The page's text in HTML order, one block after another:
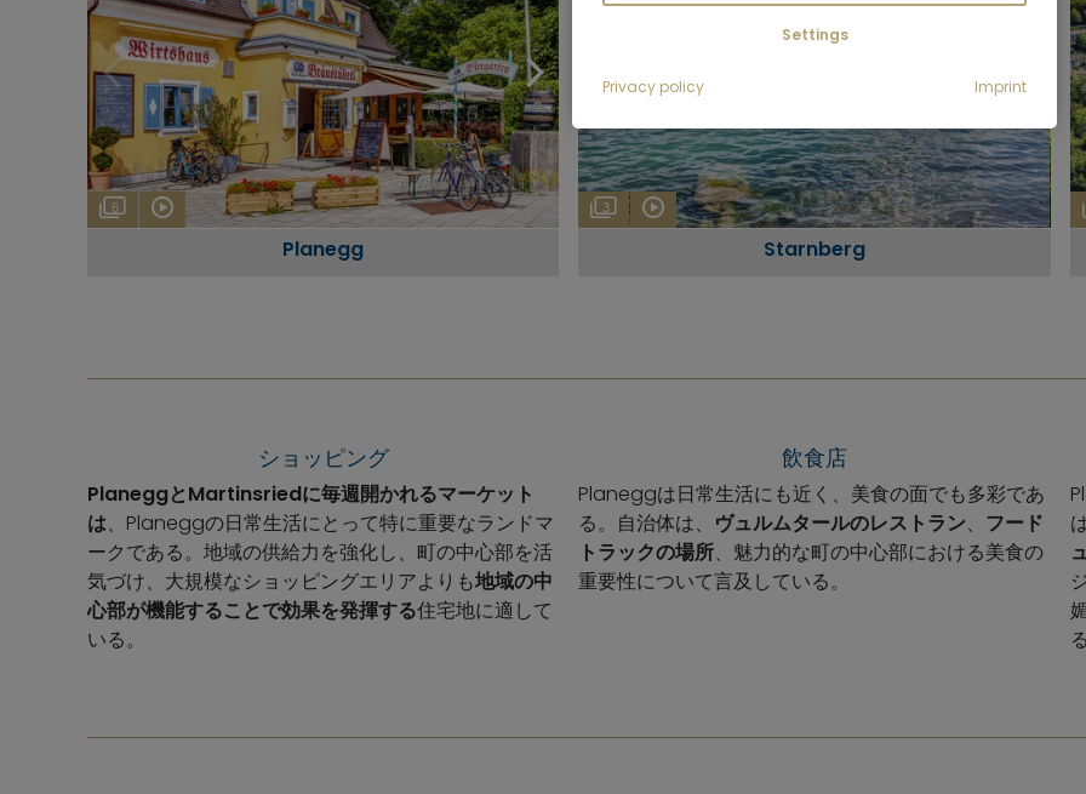
6
Planegg
3
Starnberg
ショッピング
PlaneggとMartinsriedに毎週開かれるマーケット
は、Planeggの日常生活にとって特に重要なランドマ
ークである。地域の供給力を強化し、町の中心部を活
気づけ、大規模なショッピングエリアよりも地域の中
心部が機能することで効果を発揮する住宅地に適して
いる。
飲食店
Planeggは日常生活にも近く、美食の面でも多彩であ
る。自治体は、 ヴュルムタールのレストラン、 フード
トラックの場所、魅力的な町の中心部における美食の
重要性について言及している。
Settings
Privacy policy Imprint